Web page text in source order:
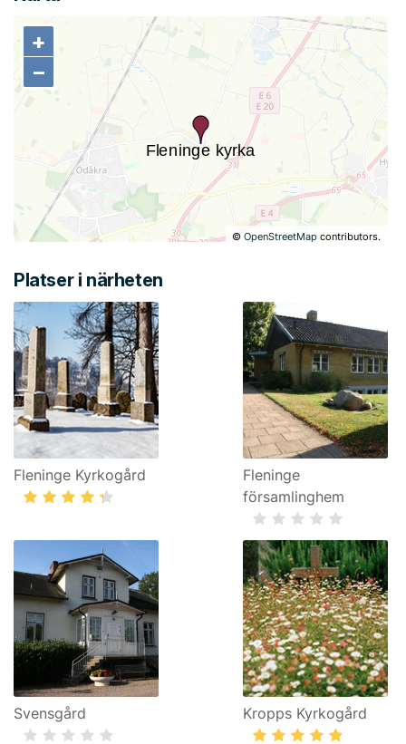
+
−
©OpenStreetMap contributors.
+
−
Platser i närheten
Fleninge Kyrkogård
Fleninge
församlinghem
Svensgård Kropps Kyrkogård